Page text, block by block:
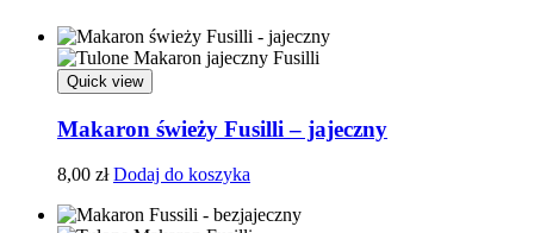
Quick view
Makaron świeży Fusilli – jajeczny
8,00 zł Dodaj do koszyka